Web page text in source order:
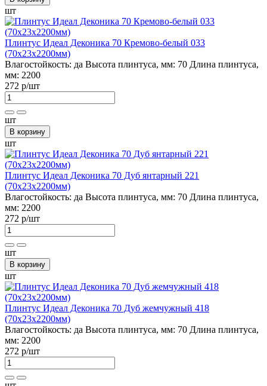
шт
Плинтус Идеал Деконика 70 Кремово-белый 033
(70х23х2200мм)
Влагостойкость: да Высота плинтуса, мм: 70 Длина плинтуса,
мм: 2200
272 р/шт
шт
В корзину
шт
Плинтус Идеал Деконика 70 Дуб янтарный 221
(70х23х2200мм)
Влагостойкость: да Высота плинтуса, мм: 70 Длина плинтуса,
мм: 2200
272 р/шт
шт
В корзину
шт
Плинтус Идеал Деконика 70 Дуб жемчужный 418
(70х23х2200мм)
Влагостойкость: да Высота плинтуса, мм: 70 Длина плинтуса,
мм: 2200
272 р/шт